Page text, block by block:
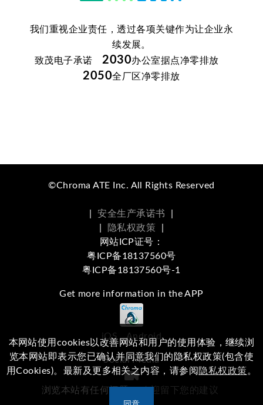
我们重视企业责任，透过各项关键作为让企业永
续发展。
致茂电子承诺2030办公室据点净零排放
2050全厂区净零排放
©Chroma ATE Inc. All Rights Reserved
安全生产承诺书
隐私权政策
网站ICP证号：
粤ICP备18137560号
粤ICP备18137560号-1
Get more information in the APP
iOS Android
Social Media
浏览本站有任何问题， 欢迎留下您的建议
本网站使用cookies以改善网站和用户的使用体验，继续浏
览本网站即表示您已确认并同意我们的隐私权政策(包含使
用Cookies)。最新及更多相关之内容，请参阅 隐私权政策 。